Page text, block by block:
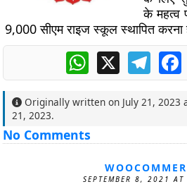
के महत्व
9,000 सीएम राइज स्कूल स्थापित करना
WhatsApp
X
Originally written on July 21, 2023
21, 2023.
No Comments
SEPTEMBER 8, 2021